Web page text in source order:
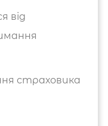
від
страховика